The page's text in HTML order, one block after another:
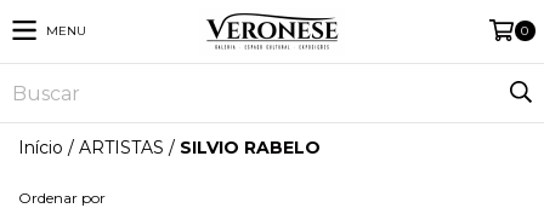
MENU 0
Início / ARTISTAS / SILVIO RABELO
Ordenar por